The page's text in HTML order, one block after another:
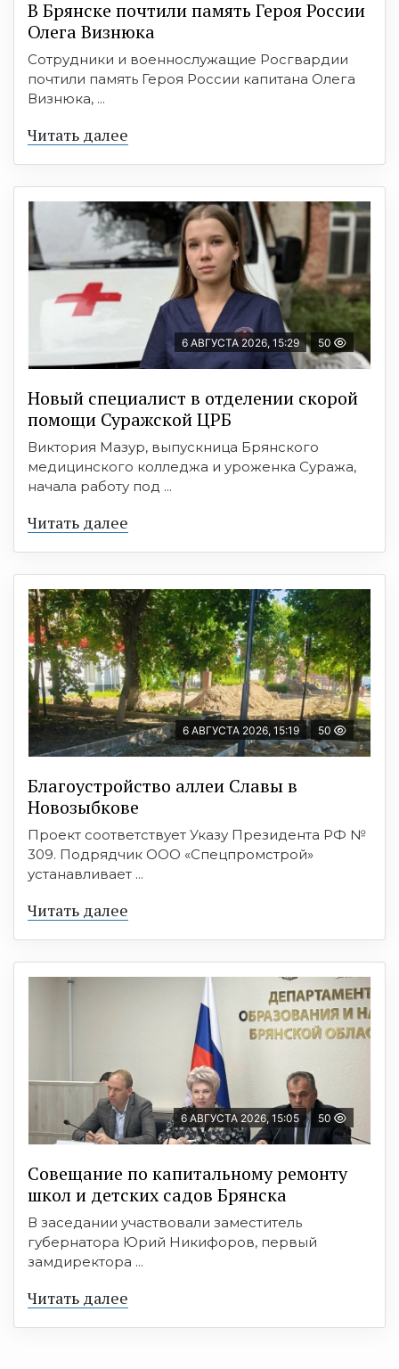
В Брянске почтили память Героя России
Олега Визнюка
Сотрудники и военнослужащие Росгвардии
почтили память Героя России капитана Олега
Визнюка, ...
Читать далее
6 АВГУСТА 2026, 15:29 50
Новый специалист в отделении скорой
помощи Суражской ЦРБ
Виктория Мазур, выпускница Брянского
медицинского колледжа и уроженка Суража,
начала работу под ...
Читать далее
6 АВГУСТА 2026, 15:19 50
Благоустройство аллеи Славы в
Новозыбкове
Проект соответствует Указу Президента РФ №
309. Подрядчик ООО «Спецпромстрой»
устанавливает ...
Читать далее
6 АВГУСТА 2026, 15:05 50
Совещание по капитальному ремонту
школ и детских садов Брянска
В заседании участвовали заместитель
губернатора Юрий Никифоров, первый
замдиректора ...
Читать далее